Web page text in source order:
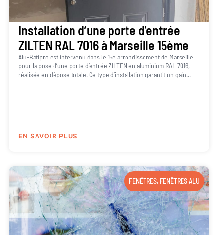
Installation d’une porte d’entrée
ZILTEN RAL 7016 à Marseille 15ème
Alu-Batipro est intervenu dans le 15e arrondissement de Marseille
pour la pose d’une porte d’entrée ZILTEN en aluminium RAL 7016,
réalisée en dépose totale. Ce type d’installation garantit un gain...
EN SAVOIR PLUS
FENÊTRES, FENÊTRES ALU